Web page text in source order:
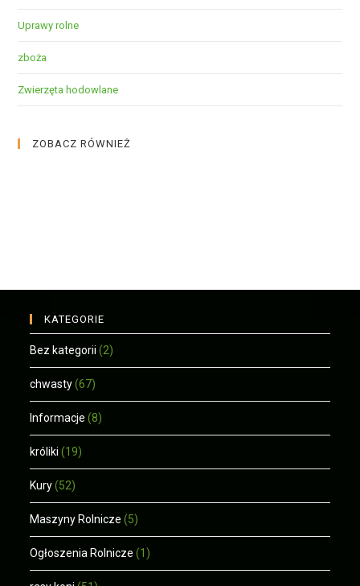
Uprawy rolne
zboża
Zwierzęta hodowlane
ZOBACZ RÓWNIEŻ
KATEGORIE
Bez kategorii (2)
chwasty (67)
Informacje (8)
króliki (19)
Kury (52)
Maszyny Rolnicze (5)
Ogłoszenia Rolnicze (1)